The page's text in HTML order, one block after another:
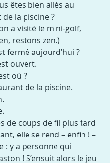
êtes bien allés au
la piscine ?
a visité le mini-golf,
restons zen.)
fermé aujourd’hui ?
ouvert.
où ?
de la piscine.
de coups de fil plus tard
elle se rend – enfin ! –
: y a personne qui
! S’ensuit alors le jeu